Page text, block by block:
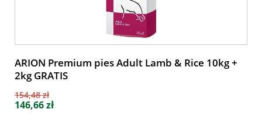
ARION Premium pies Adult Lamb & Rice 10kg +
2kg GRATIS
154,48 zł
146,66 zł